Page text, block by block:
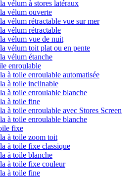
vélum à stores latéraux
vélum ouverte
vélum rétractable vue sur mer
vélum rétractable
vélum vue de nuit
vélum toit plat ou en pente
vélum étanche
enroulable
à toile enroulable automatisée
à toile inclinable
à toile enroulable blanche
à toile fine
à toile enroulable avec Stores Screen
à toile enroulable blanche
fixe
à toile zoom toit
à toile fixe classique
à toile blanche
à toile fixe couleur
à toile fine